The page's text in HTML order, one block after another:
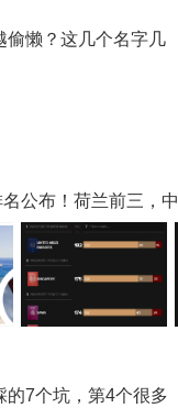
偷懒？这几个名字几
公布！荷兰前三，
的7个坑，第4个很多